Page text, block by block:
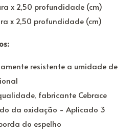
x 2,50 profundidade (cm)
x 2,50 profundidade (cm)
resistente a umidade de
fabricante Cebrace
da oxidação - Aplicado 3
do espelho